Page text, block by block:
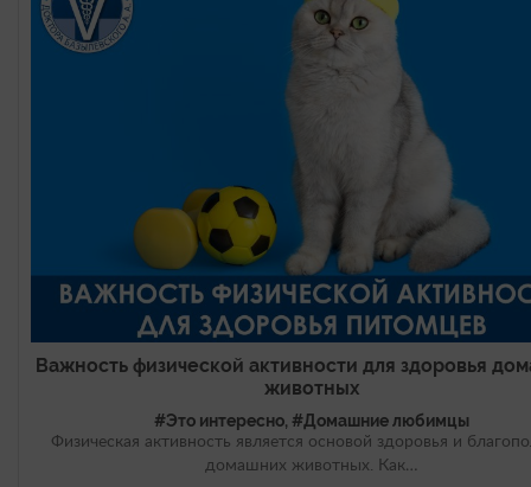
Важность физической активности для здоровья
животных
#Это интересно, #Домашние любимцы
Физическая активность является основой здоровья и
домашних животных. Как…